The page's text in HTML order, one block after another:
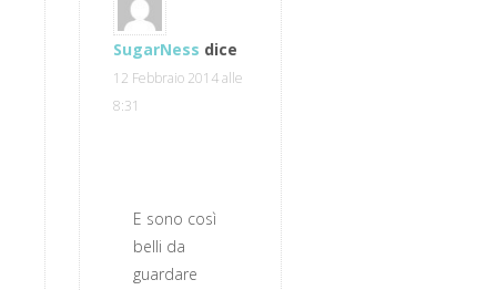
SugarNess dice
12 Febbraio 2014 alle
8:31
E sono così
belli da
guardare